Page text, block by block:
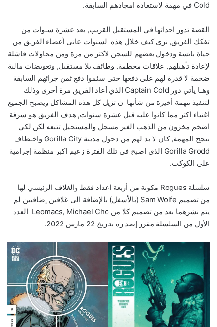
Cold في مهمة لاستعادة امجادهم السابقة.
القصة تدور احداثها في المستقبل القريب, بعد عشرة سنوات من
تفكك الفريق, نرى كيف خلال هذه السنوات عانى أعضاء الفريق من
حياة بائسة ودخول بعضهم للسجن لأكثر من مرة ومن محاولات فاشلة
لإعادة تأهيلهم, علاقات محطمة, وظائف بلا مستقبل, وتعويضات مالية
ضخمة لا قدرة لهم على دفعها حتى سئموا دفع ثمن جرائهم السابقة
وهنا يأتي دور Captain Cold الذي أعاد الفريق مرة أخرى وذلك
لتنفيذ مهمة أخيرة من شأنها ان تزيل كل هذه المشاكل ويصبح الجميع
اغنياء اكثر مما كانوا عليه قبل عشرة سنوات, هدف الفريق هو سرقة
اضخم مخزون من الذهب الغير مسجل والمستحيل تتبعه لكن لكي
تنجح المهمة, كان لا بد لهم من دخول مدينة Gorilla City واختطاف
Gorilla Grodd الذي اصبح في تلك الفترة زعيم اكبر منظمة إجرامية
على الكوكب.
سلسلة Rogues مكونة من أربعة اعداد فقط والغلاف الرئيسي لها
من تصميم Sam Wolfe (بالأسفل) بالإضافة الى غلافين إضافيين لم
يتم نشرهما بعد من تصميم كلا من Leomacs, Michael Cho, العدد
الأول من السلسلة مقرر إصداره بتاريخ 22 مارس 2022.